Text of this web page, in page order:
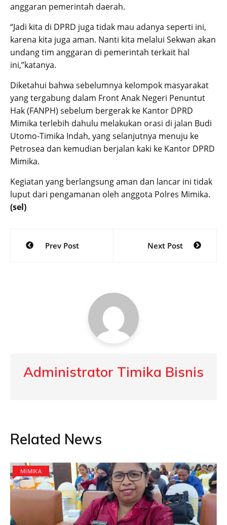
anggaran pemerintah daerah.
“Jadi kita di DPRD juga tidak mau adanya seperti ini,
karena kita juga aman. Nanti kita melalui Sekwan akan
undang tim anggaran di pemerintah terkait hal
ini,”katanya.
Diketahui bahwa sebelumnya kelompok masyarakat
yang tergabung dalam Front Anak Negeri Penuntut
Hak (FANPH) sebelum bergerak ke Kantor DPRD
Mimika terlebih dahulu melakukan orasi di jalan Budi
Utomo-Timika Indah, yang selanjutnya menuju ke
Petrosea dan kemudian berjalan kaki ke Kantor DPRD
Mimika.
Kegiatan yang berlangsung aman dan lancar ini tidak
luput dari pengamanan oleh anggota Polres Mimika.
(sel)
Post
navigation
Prev Post Next Post
Administrator Timika Bisnis
Related News
MIMIKA